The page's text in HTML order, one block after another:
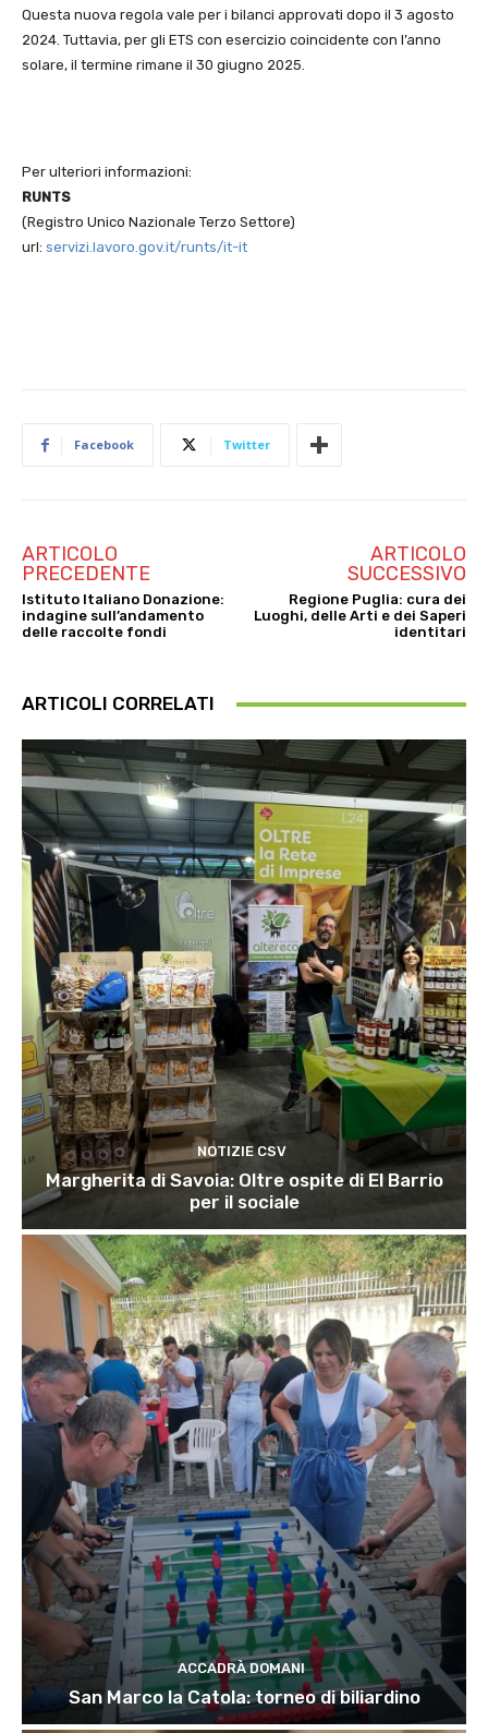
Questa nuova regola vale per i bilanci approvati dopo il 3 agosto
2024. Tuttavia, per gli ETS con esercizio coincidente con l’anno
solare, il termine rimane il 30 giugno 2025.
Per ulteriori informazioni:
RUNTS
(Registro Unico Nazionale Terzo Settore)
url: servizi.lavoro.gov.it/runts/it-it
Facebook Twitter
ARTICOLO
PRECEDENTE
Istituto Italiano Donazione:
indagine sull’andamento
delle raccolte fondi
ARTICOLO
SUCCESSIVO
Regione Puglia: cura dei
Luoghi, delle Arti e dei Saperi
identitari
ARTICOLI CORRELATI
NOTIZIE CSV
Margherita di Savoia: Oltre ospite di El Barrio
per il sociale
ACCADRÀ DOMANI
San Marco la Catola: torneo di biliardino